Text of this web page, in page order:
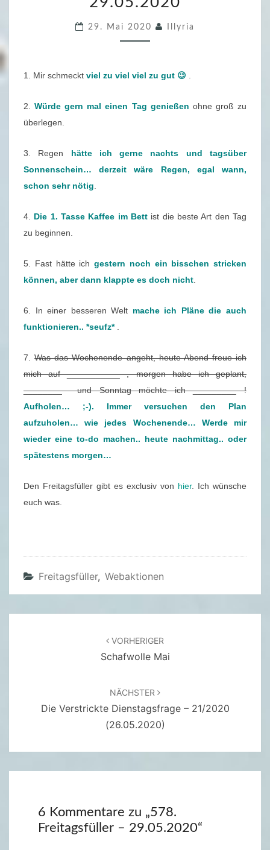
8
T
S
F
L
–
2
.
.
2
0
0
29. Mai 2020 Illyria
1. Mir schmeckt viel zu viel viel zu gut 😉
2.Würde gern mal einen Tag genießen ohne groß zu
überlegen.
3. Regen hätte ich gerne nachts und tagsüber
Sonnenschein… derzeit wäre Regen, egal wann,
schon sehr nötig
4. Die 1. Tasse Kaffee im Bett ist die beste Art den Tag
zu beginnen.
5. Fast hätte ich gestern noch ein bisschen stricken
können, aber dann klappte es doch nicht
6. In einer besseren Welt mache ich Pläne die auch
funktionieren.. *seufz*.
7.Was das Wochenende angeht, heute Abend freue ich
mich auf ___________ , morgen habe ich geplant,
________ und Sonntag möchte ich _________ !
Aufholen… ;-). Immer versuchen den Plan
aufzuholen… wie jedes Wochenende… Werde mir
wieder eine to-do machen.. heute nachmittag.. oder
spätestens morgen…
Den Freitagsfüller gibt es exclusiv von hier. Ich wünsche
euch was.
Freitagsfüller, Webaktionen
VORHERIGER
Schafwolle Mai
NÄCHSTER
Die Verstrickte Dienstagsfrage – 21/2020
(26.05.2020)
6 Kommentare zu „578.
Freitagsfüller – 29.05.2020“